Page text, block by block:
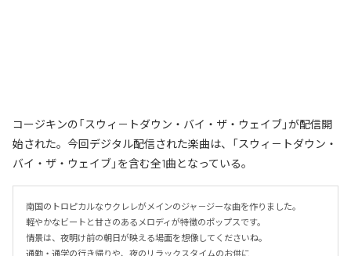
コージキンの「スウィ－トダウン・バイ・ザ・ウェイブ」が配信開
始された。今回デジタル配信された楽曲は、「スウィ－トダウン・
バイ・ザ・ウェイブ」を含む全1曲となっている。
南国のトロピカルなウクレレがメインのジャ－ジーな曲を作りました。
軽やかなビートと甘さのあるメロディが特徴のポップスです。
情景は、夜明け前の朝日が映える場面を想像してくださいね。
通勤・通学の行き帰りや、夜のリラックスタイムのお供に